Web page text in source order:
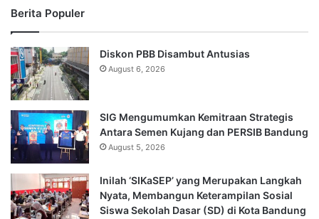
Berita Populer
Diskon PBB Disambut Antusias
August 6, 2026
SIG Mengumumkan Kemitraan Strategis
Antara Semen Kujang dan PERSIB Bandung
August 5, 2026
Inilah ‘SIKaSEP’ yang Merupakan Langkah
Nyata, Membangun Keterampilan Sosial
Siswa Sekolah Dasar (SD) di Kota Bandung